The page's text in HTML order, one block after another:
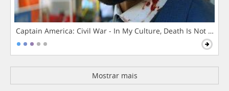
Captain America: Civil War - In My Culture, Death Is Not The
Mostrar mais